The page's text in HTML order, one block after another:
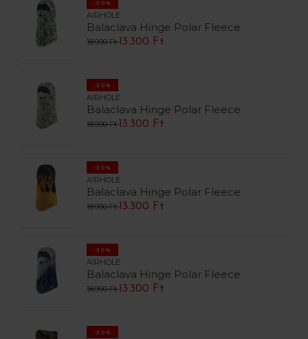
-30%
AIRHOLE
Balaclava Hinge Polar Fleece
18.990 Ft 13.300 Ft
-30%
AIRHOLE
Balaclava Hinge Polar Fleece
18.990 Ft 13.300 Ft
-30%
AIRHOLE
Balaclava Hinge Polar Fleece
18.990 Ft 13.300 Ft
-30%
AIRHOLE
Balaclava Hinge Polar Fleece
18.990 Ft 13.300 Ft
-30%